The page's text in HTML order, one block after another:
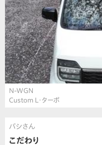
N-WGN
Custom L・ターボ
バシさん
こだわり